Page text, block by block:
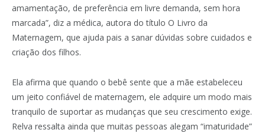
amamentação, de preferência em livre demanda, sem hora
marcada”, diz a médica, autora do título O Livro da
Maternagem, que ajuda pais a sanar dúvidas sobre cuidados e
criação dos filhos.
Ela afirma que quando o bebê sente que a mãe estabeleceu
um jeito confiável de maternagem, ele adquire um modo mais
tranquilo de suportar as mudanças que seu crescimento exige.
Relva ressalta ainda que muitas pessoas alegam “imaturidade”